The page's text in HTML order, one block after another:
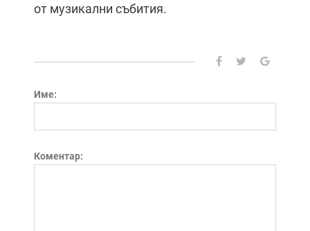
от музикални събития.
Име:
Коментар: